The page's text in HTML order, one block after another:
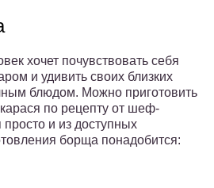
хочет почувствовать себя
и удивить своих близких
блюдом. Можно приготовить
по рецепту от шеф-
и из доступных
борща понадобится: